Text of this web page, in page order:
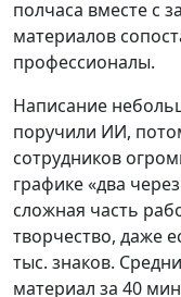
полчаса вместе с
материалов
профессионалы.
Написание
поручили ИИ,
сотрудников
графике «два
сложная часть
творчество, даже
тыс. знаков.
материал за 40